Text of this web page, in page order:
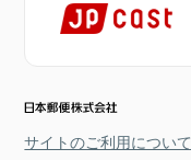
サイトのご利用について